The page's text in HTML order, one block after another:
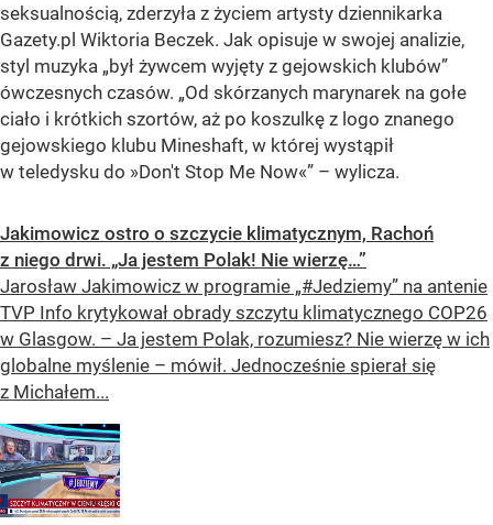
seksualnością, zderzyła z życiem artysty dziennikarka
Gazety.pl Wiktoria Beczek. Jak opisuje w swojej analizie,
styl muzyka „był żywcem wyjęty z gejowskich klubów”
ówczesnych czasów. „Od skórzanych marynarek na gołe
ciało i krótkich szortów, aż po koszulkę z logo znanego
gejowskiego klubu Mineshaft, w której wystąpił
w teledysku do »Don't Stop Me Now«” – wylicza.
Jakimowicz ostro o szczycie klimatycznym, Rachoń
z niego drwi. „Ja jestem Polak! Nie wierzę…”
Jarosław Jakimowicz w programie „#Jedziemy” na antenie
TVP Info krytykował obrady szczytu klimatycznego COP26
w Glasgow. – Ja jestem Polak, rozumiesz? Nie wierzę w ich
globalne myślenie – mówił. Jednocześnie spierał się
z Michałem...